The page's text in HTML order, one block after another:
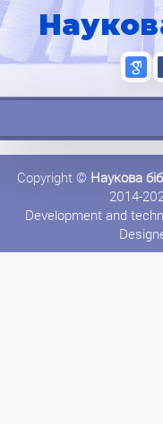
Copyright © Наукова
2014-
Development and